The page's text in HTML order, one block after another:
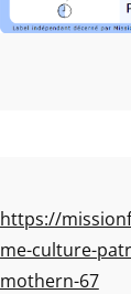
https://
me-culture-
mothern-67